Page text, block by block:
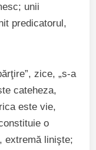
unii
predicatorul,
zice, „s-a
cateheza,
este vie,
o
extremă linişte;